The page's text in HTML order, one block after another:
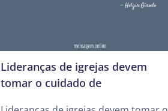
Lideranças de igrejas devem
tomar o cuidado de